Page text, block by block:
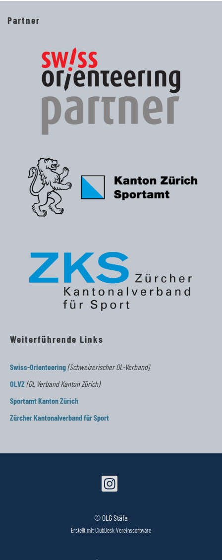
Partner
Weiterführende Links
Swiss-Orienteering(Schweizerischer OL-Verband)
OLVZ(OL Verband Kanton Zürich)
Sportamt Kanton Zürich
Zürcher Kantonalverband für Sport
© OLG Stäfa
Erstellt mit ClubDesk Vereinssoftware